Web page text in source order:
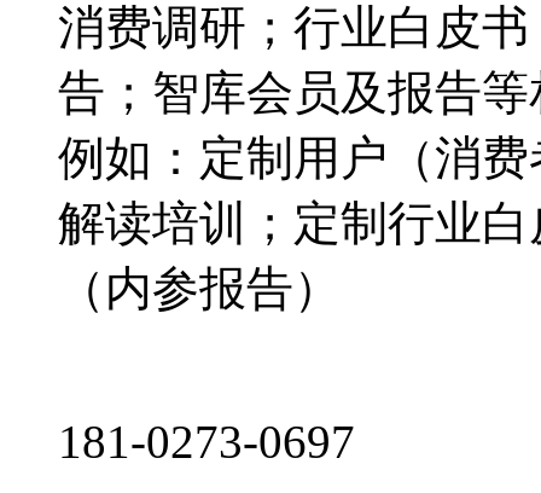
消费调研；行业白皮
告；智库会员及报告
例如：定制用户（消
解读培训；定制行业
（内参报告）
181-0273-0697